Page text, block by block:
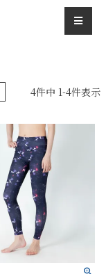
4件中 1-4件表示